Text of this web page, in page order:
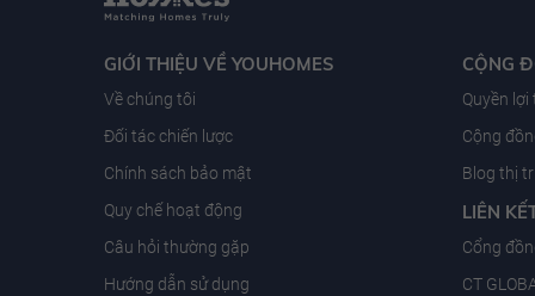
GIỚI THIỆU VỀ YOUHOMES
Về chúng tôi
Đối tác chiến lược
Chính sách bảo mật
Quy chế hoạt động
Câu hỏi thường gặp
Hướng dẫn sử dụng
CỘNG
Quyền
Cộng
Blog thị
LIÊN
Cổng
CT